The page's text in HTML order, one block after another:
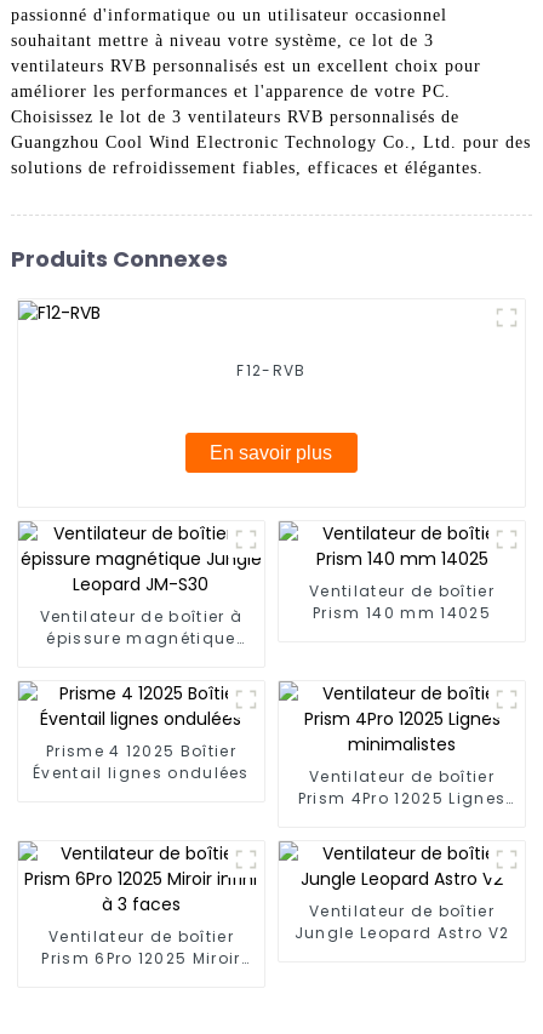
passionné d'informatique ou un utilisateur occasionnel
souhaitant mettre à niveau votre système, ce lot de 3
ventilateurs RVB personnalisés est un excellent choix pour
améliorer les performances et l'apparence de votre PC.
Choisissez le lot de 3 ventilateurs RVB personnalisés de
Guangzhou Cool Wind Electronic Technology Co., Ltd. pour des
solutions de refroidissement fiables, efficaces et élégantes.
Produits Connexes
F12-RVB
En savoir plus
Ventilateur de boîtier à
épissure magnétique
Ventilateur de boîtier
Prism 140 mm 14025
Prisme 4 12025 Boîtier
Éventail lignes ondulées
Ventilateur de boîtier
Prism 4Pro 12025 Lignes
Ventilateur de boîtier
Prism 6Pro 12025 Miroir
Ventilateur de boîtier
Jungle Leopard Astro V2